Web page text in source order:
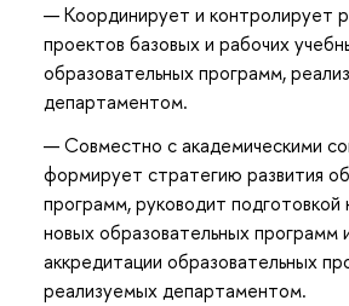
Координирует и контролирует
проектов базовых и рабочих
образовательных программ,
департаментом.
Совместно с академическими
формирует стратегию развития
программ, руководит подготовкой
новых образовательных программ
аккредитации образовательных
реализуемых департаментом.